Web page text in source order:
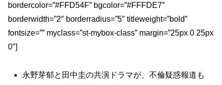
bordercolor=”#FFD54F” bgcolor=”#FFFDE7″
borderwidth=”2″ borderradius=”5″ titleweight=”bold”
fontsize=”” myclass=”st-mybox-class” margin=”25px 0 25px
0″]
永野芽郁と田中圭の共演ドラマが、不倫疑惑報道も